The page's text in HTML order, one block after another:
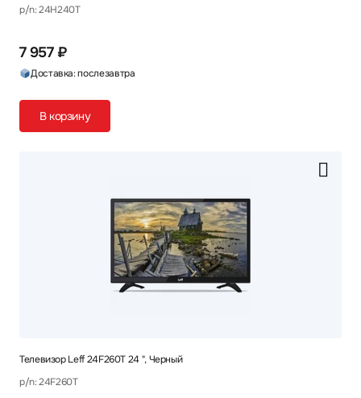
p/n: 24H240T
7 957 ₽
Доставка: послезавтра
В корзину
Телевизор Leff 24F260T 24 ", Черный
p/n: 24F260T